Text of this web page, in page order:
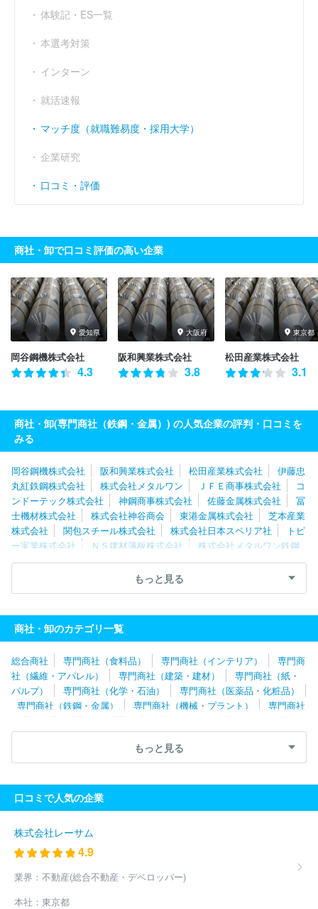
体験記・ES一覧
本選考対策
インターン
就活速報
マッチ度（就職難易度・採用大学）
企業研究
口コミ・評価
商社・卸で口コミ評価の高い企業
愛知県
岡谷鋼機株式会社
4.3
大阪府
阪和興業株式会社
3.8
東京都
松田産業株式会社
3.1
商社・卸(専門商社（鉄鋼・金属）) の人気企業の評判・口コミを
みる
岡谷鋼機株式会社 阪和興業株式会社 松田産業株式会社
伊藤忠
丸紅鉄鋼株式会社
株式会社メタルワン ＪＦＥ商事株式会社
コ
ンドーテック株式会社
神鋼商事株式会社 佐藤金属株式会社
冨
士機材株式会社
株式会社神谷商会 東港金属株式会社
芝本産業
株式会社
関包スチール株式会社 株式会社日本スペリア社
トピ
ー実業株式会社
ＮＳ建材薄板株式会社
株式会社メタルワン鉄鋼
製品販売
旭日産業株式会社 ＪＦＥ商事鋼管管材株式会社
直富
株式会社佐渡島 豊通マテリアル株式会社
トース
テ株式会社
式会社
もっと見る
商社・卸のカテゴリ一覧
総合商社 専門商社（食料品） 専門商社（インテリア）
専門商
社（繊維・アパレル）
専門商社（建築・建材）
専門商社（紙・
パルプ）
専門商社（化学・石油）
専門商社（医薬品・化粧品）
専門商社（鉄鋼・金属）
専門商社（機械・プラント）
専門商社
（電子・電気機器・OA機器）
専門商社（自動車関連・輸送用機
器）
専門商社（医療機器）
専門商社（文具・事務用品・日用
専門商社（スポーツ・レジャー用品） 専門商社（その他）
もっと見る
口コミで人気の企業
株式会社レーサム
4.9
業界： 不動産(総合不動産・デベロッパー)
本社： 東京都